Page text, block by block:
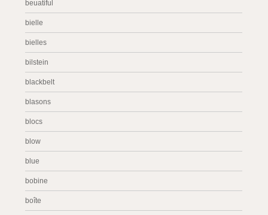
beuatiful
bielle
bielles
bilstein
blackbelt
blasons
blocs
blow
blue
bobine
boîte